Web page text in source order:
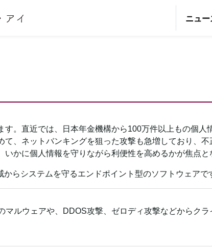
ニュー
。直近では、日本年金機構から100万件以上もの個
て、ネットバンキングを狙った攻撃も急増しており、
かに個人情報を守りながら利便性を高めるかが焦点と
らシステムを守るエンドポイント型のソフトウェアで
マルウェアや、DDOS攻撃、ゼロディ攻撃などからク